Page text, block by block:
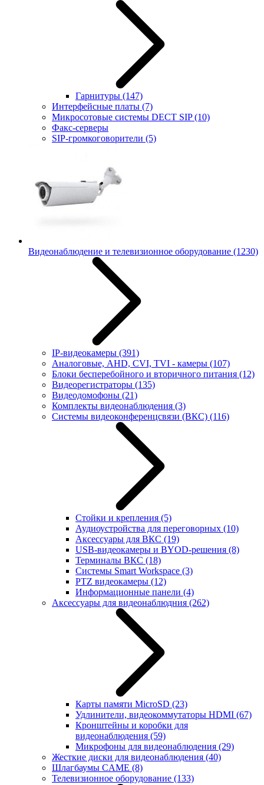
Гарнитуры (147)
Интерфейсные платы (7)
Микросотовые системы DECT SIP(10)
Факс-серверы
SIP-громкоговорители (5)
Видеонаблюдение и телевизионное оборудование (1230)
IP-видеокамеры (391)
Аналоговые, AHD, CVI, TVI - камеры (107)
Блоки бесперебойного и вторичного питания (12)
Видеорегистраторы (135)
Видеодомофоны (21)
Комплекты видеонаблюдения (3)
Системы видеоконференцсвязи (ВКС) (116)
Стойки и крепления (5)
Аудиоустройства для переговорных (10)
Аксессуары для ВКС (19)
USB-видеокамеры и BYOD-решения (8)
Терминалы ВКС (18)
Системы Smart Workspace (3)
PTZ видеокамеры (12)
Информационные панели (4)
Аксессуары для видеонаблюдния (262)
Карты памяти MicroSD (23)
Удлинители, видеокоммутаторы HDMI (67)
Кронштейны и коробки для
видеонаблюдения (59)
Микрофоны для видеонаблюдения (29)
Жесткие диски для видеонаблюдения (40)
Шлагбаумы CAME (8)
Телевизионное оборудование (133)